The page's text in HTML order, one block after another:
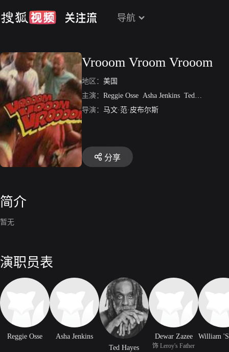
导航
Vrooom Vroom Vrooom
地区： 美国
主演： Reggie Osse Asha Jenkins Ted Hayes
导演： 马文·范·皮布尔斯
分享
简介
暂无
演职员表
Reggie Osse
Asha Jenkins
Ted Hayes
Dewar Zazee
饰 Leroy's Father